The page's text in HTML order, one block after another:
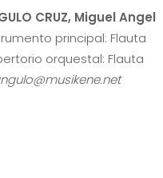
CRUZ, Miguel Angel
principal: Flauta
orquestal: Flauta